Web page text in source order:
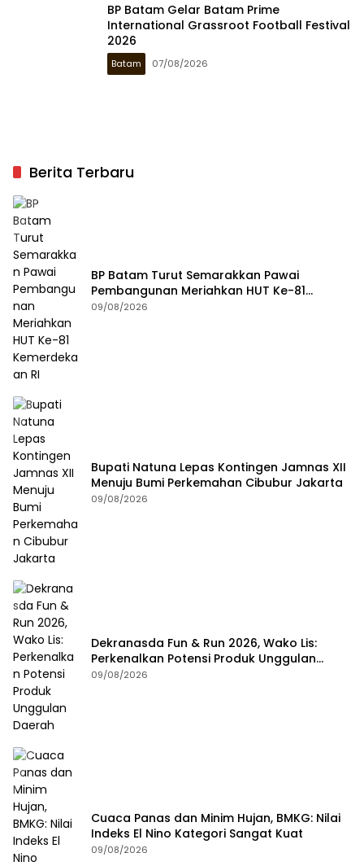
BP Batam Gelar Batam Prime
International Grassroot Football Festival
2026
Batam 07/08/2026
Berita Terbaru
BP Batam Turut Semarakkan Pawai
Pembangunan Meriahkan HUT Ke-81
Kemerdekaan RI
09/08/2026
Bupati Natuna Lepas Kontingen Jamnas XII
Menuju Bumi Perkemahan Cibubur Jakarta
09/08/2026
Dekranasda Fun & Run 2026, Wako Lis:
Perkenalkan Potensi Produk Unggulan
Daerah
09/08/2026
Cuaca Panas dan Minim Hujan, BMKG: Nilai
Indeks El Nino Kategori Sangat Kuat
09/08/2026